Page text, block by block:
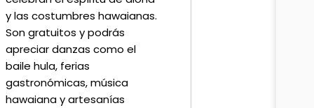
y las costumbres hawaianas.
Son gratuitos y podrás
apreciar danzas como el
baile hula, ferias
gastronómicas, música
hawaiana y artesanías